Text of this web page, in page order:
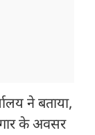
ने बताया,
के अवसर